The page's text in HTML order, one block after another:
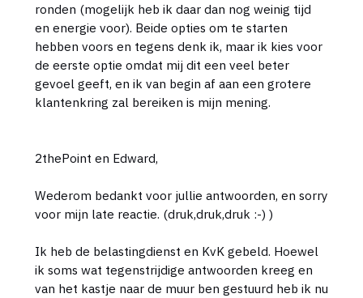
ronden (mogelijk heb ik daar dan nog weinig tijd
en energie voor). Beide opties om te starten
hebben voors en tegens denk ik, maar ik kies voor
de eerste optie omdat mij dit een veel beter
gevoel geeft, en ik van begin af aan een grotere
klantenkring zal bereiken is mijn mening.
2thePoint en Edward,
Wederom bedankt voor jullie antwoorden, en sorry
voor mijn late reactie. (druk,druk,druk :-) )
Ik heb de belastingdienst en KvK gebeld. Hoewel
ik soms wat tegenstrijdige antwoorden kreeg en
van het kastje naar de muur ben gestuurd heb ik nu